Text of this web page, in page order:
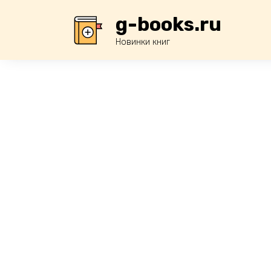
g-books.ru
Новинки книг